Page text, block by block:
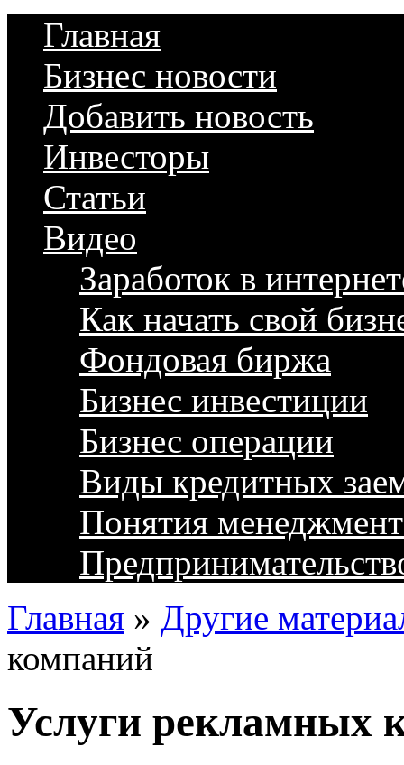
Главная
Бизнес новости
Добавить новость
Инвесторы
Статьи
Видео
Заработок в
Как начать свой
Фондовая биржа
Бизнес инвестиции
Бизнес операции
Виды кредитных
Понятия
Главная » Другие
компаний
Услуги рекламных